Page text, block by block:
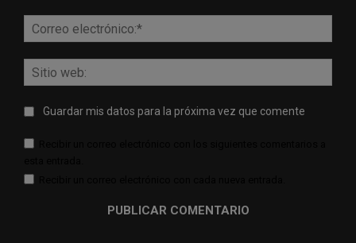
Guardar mis datos para la próxima vez que comente